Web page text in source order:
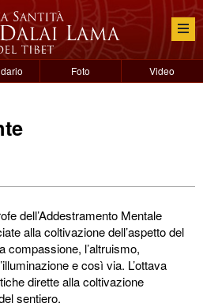
Foto Video
dell’Addestramento Mentale
alla coltivazione dell’aspetto del
compassione, l’altruismo,
e così via. L’ottava
dirette alla coltivazione
sentiero.